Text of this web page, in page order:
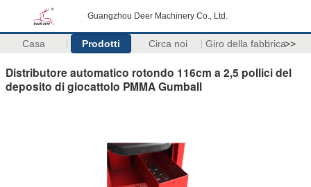
Guangzhou Deer Machinery Co., Ltd.
Casa Prodotti Circa noi Giro della fabbrica>>
Distributore automatico rotondo 116cm a 2,5 pollici del
deposito di giocattolo PMMA Gumball